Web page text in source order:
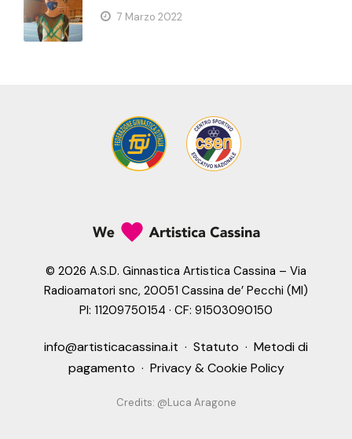
7 Marzo 2022
© 2026 A.S.D. Ginnastica Artistica Cassina – Via
Radioamatori snc, 20051 Cassina de’ Pecchi (MI)
PI: 11209750154 · CF: 91503090150
info@artisticacassina.it · Statuto · Metodi di
pagamento · Privacy & Cookie Policy
Credits: @Luca Aragone